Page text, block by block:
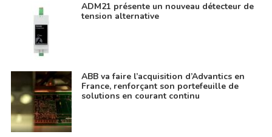
ADM21 présente un nouveau détecteur de
tension alternative
ABB va faire l’acquisition d’Advantics en
France, renforçant son portefeuille de
solutions en courant continu